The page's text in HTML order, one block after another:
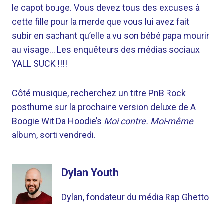
le capot bouge. Vous devez tous des excuses à
cette fille pour la merde que vous lui avez fait
subir en sachant qu’elle a vu son bébé papa mourir
au visage… Les enquêteurs des médias sociaux
YALL SUCK !!!!
Côté musique, recherchez un titre PnB Rock
posthume sur la prochaine version deluxe de A
Boogie Wit Da Hoodie’s Moi contre. Moi-même
album, sorti vendredi.
Dylan Youth
Dylan, fondateur du média Rap Ghetto